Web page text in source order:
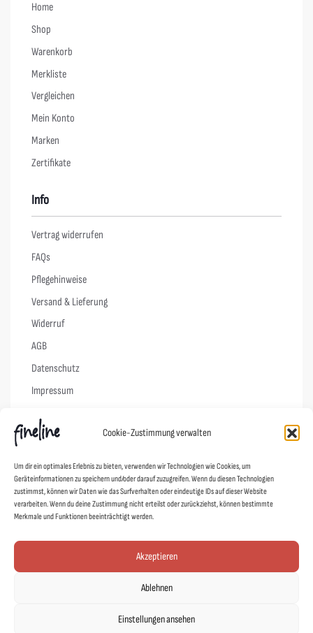
Cookie-Zustimmung verwalten
Um dir ein optimales Erlebnis zu bieten, verwenden wir Technologien wie Cookies, um
Geräteinformationen zu speichern und/oder darauf zuzugreifen. Wenn du diesen Technologien
zustimmst, können wir Daten wie das Surfverhalten oder eindeutige IDs auf dieser Website
verarbeiten. Wenn du deine Zustimmung nicht erteilst oder zurückziehst, können bestimmte
Merkmale und Funktionen beeinträchtigt werden.
Akzeptieren
Ablehnen
Einstellungen ansehen
Home
Shop
Warenkorb
Merkliste
Vergleichen
Mein Konto
Marken
Zertifikate
Info
Vertrag widerrufen
FAQs
Pflegehinweise
Versand & Lieferung
Widerruf
AGB
Datenschutz
Impressum
Kontakt
Designer
Agentur fineline